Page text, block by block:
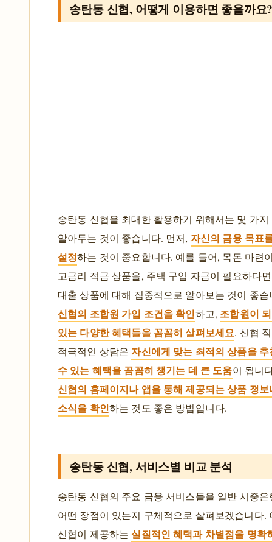
송탄동 신협, 어떻게 이용하면 좋을까요
송탄동 신협을 최대한 활용하기 위해서는 몇 가지
알아두는 것이 좋습니다. 먼저, 자신의 금융 목표
설정하는 것이 중요합니다. 예를 들어, 목돈 마련
고금리 적금 상품을, 주택 구입 자금이 필요하다
대출 상품에 대해 집중적으로 알아보는 것이 좋습
신협의 조합원 가입 조건을 확인하고, 조합원이
있는 다양한 혜택들을 꼼꼼히 살펴보세요. 신협
적극적인 상담은자신에게 맞는 최적의 상품을
수 있는 혜택을 꼼꼼히 챙기는 데 큰 도움이 됩니
신협의 홈페이지나 앱을 통해 제공되는 상품 정
소식을 확인하는 것도 좋은 방법입니다.
송탄동 신협, 서비스별 비교 분석
송탄동 신협의 주요 금융 서비스들을 일반 시중
어떤 장점이 있는지 구체적으로 살펴보겠습니다.
신협이 제공하는 실질적인 혜택과 차별점을 명확